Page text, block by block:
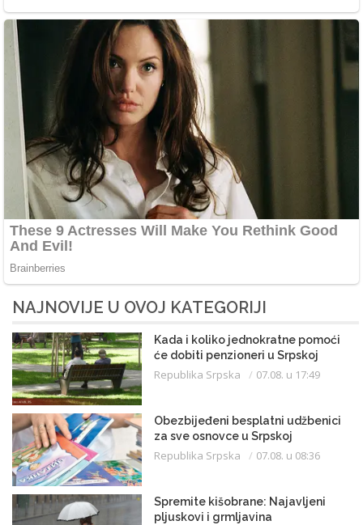
NAJNOVIJE U OVOJ KATEGORIJI
Kada i koliko jednokratne pomoći
će dobiti penzioneri u Srpskoj
Republika Srpska 07.08. u 17:49
Obezbijeđeni besplatni udžbenici
za sve osnovce u Srpskoj
Republika Srpska 07.08. u 08:36
Spremite kišobrane: Najavljeni
pljuskovi i grmljavina